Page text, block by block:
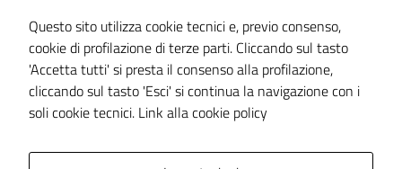
Cookie Policy
Note legali
Dichiarazione di accessibilità
Piano di miglioramento del sito
Questo sito utilizza cookie tecnici e, previo consenso,
cookie di profilazione di terze parti. Cliccando sul tasto
'Accetta tutti' si presta il consenso alla profilazione,
cliccando sul tasto 'Esci' si continua la navigazione con i
soli cookie tecnici. Link alla cookie policy